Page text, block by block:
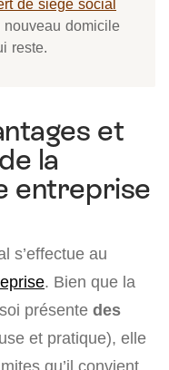
de siège social
nouveau domicile
reste.
et
la
entreprise
s’effectue au
. Bien que la
présente des
et pratique), elle
qu’il convient